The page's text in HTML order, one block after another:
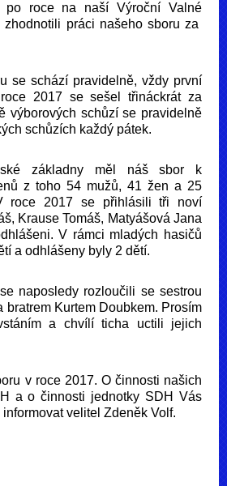
po roce na naší Výroční Valné
zhodnotili práci našeho sboru za
se schází pravidelně, vždy první
2017 se sešel třináckrát za
výborových schůzí se pravidelně
schůzích každý pátek.
základny měl náš sbor k
z toho 54 mužů, 41 žen a 25
roce 2017 se přihlásili tři noví
Krause Tomáš, Matyášová Jana
V rámci mladých hasičů
a odhlášeny byly 2 dětí.
naposledy rozloučili se sestrou
bratrem Kurtem Doubkem. Prosím
a chvílí ticha uctili jejich
v roce 2017. O činnosti našich
a o činnosti jednotky SDH Vás
velitel Zdeněk Volf.